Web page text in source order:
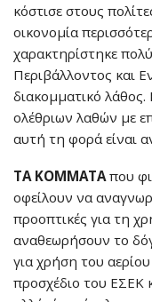
κόστισε στους
οικονομία
χαρακτηρίστηκε
Περιβάλλοντος και
διακομματικό
ολέθριων λαθών με
αυτή τη φορά είναι
ΤΑ ΚΟΜΜΑΤΑ που
οφείλουν να
προοπτικές για τη
αναθεωρήσουν το
για χρήση του
προσχέδιο του ΕΣΕΚ